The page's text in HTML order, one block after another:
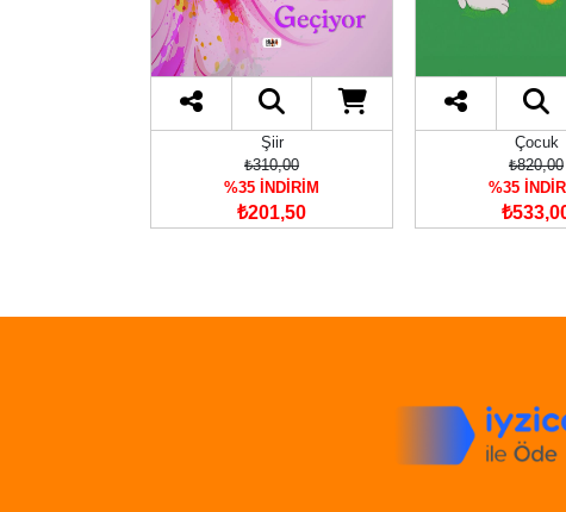
Şiir
₺310,00
%35 İNDİRİM
₺201,50
Çocuk
₺820,00
%35